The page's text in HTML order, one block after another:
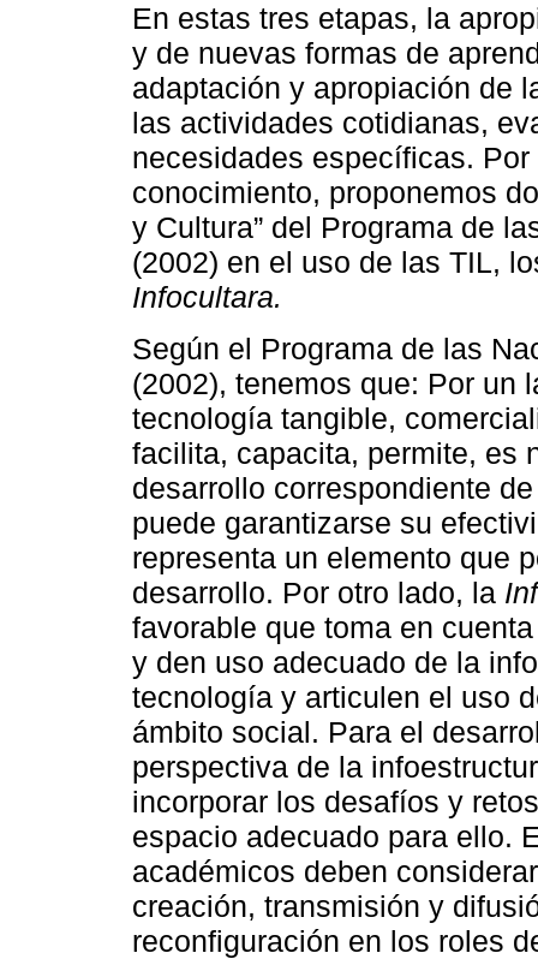
En estas tres etapas, la
y de nuevas formas de
adaptación y apropiación de
las actividades cotidianas,
necesidades específicas.
conocimiento, proponemos
y Cultura” del Programa de
(2002) en el uso de las TIL,
Infocultara.
Según el Programa de las
(2002), tenemos que: Por un
tecnología tangible,
facilita, capacita, permite, es
desarrollo correspondiente
puede garantizarse su
representa un elemento que
desarrollo. Por otro lado, la
favorable que toma en
y den uso adecuado de la
tecnología y articulen el uso
ámbito social. Para el
perspectiva de la
incorporar los desafíos y
espacio adecuado para ello.
académicos deben
creación, transmisión y
reconfiguración en los roles